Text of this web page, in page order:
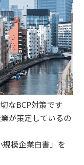
なBCP対策です
が策定しているの
模企業白書」を